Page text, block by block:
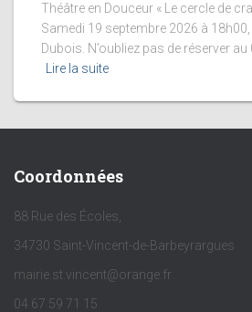
Théâtre en Douceur « Le cercle de
Samedi 19 septembre 2026 à
Dubois. N’oubliez pas de réserver au
Lire la suite
Coordonnées
88 Rue des Écoles,
34730 Saint-Vincent-de-Barbeyrargues
mairie.st.vincent@orange.fr
04 67 59 71 15